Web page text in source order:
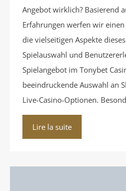
Angebot wirklich? Basierend
Erfahrungen werfen wir
die vielseitigen Aspekte
Spielauswahl und
Spielangebot im Tonybet
beeindruckende Auswahl an
Live-Casino-Optionen.
Lire la suite